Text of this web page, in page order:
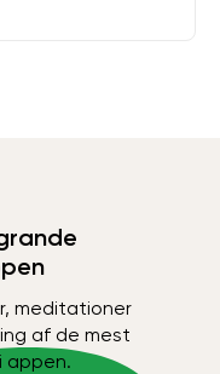
meditationer
af de mest
appen.